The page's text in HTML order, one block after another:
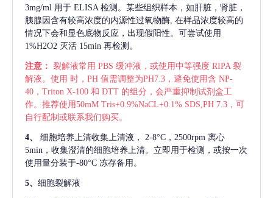
3mg/ml 用于 ELISA 检测。某些组织样本，如肝脏，肾脏，
胰腺因含有较高浓度的内源性过氧物酶, 在样品浓度较高的
情况下会和显色底物反应，出现假阳性。可尝试使用
1%H2O2 灭活 15min 再检测。
注意： 裂解液常用 PBS 缓冲液，或使用中等强度 RIPA 裂
解液。使用 时，PH 值需调整为PH7.3，避免使用含 NP-
40，Triton X-100 和 DTT 的组分，会严重抑制试剂盒工
作。推荐使用50mM Tris+0.9%NaCL+0.1% SDS,PH 7.3，可
自行配制或联系我们购买。
4、 细胞培养上清收集上清液，
2-8°C，2500rpm 离心
5min，收集澄清的细胞培养上清。立即用于检测，或按一次
使用量分装于-80°C 冻存备用。
5、 细胞裂解液